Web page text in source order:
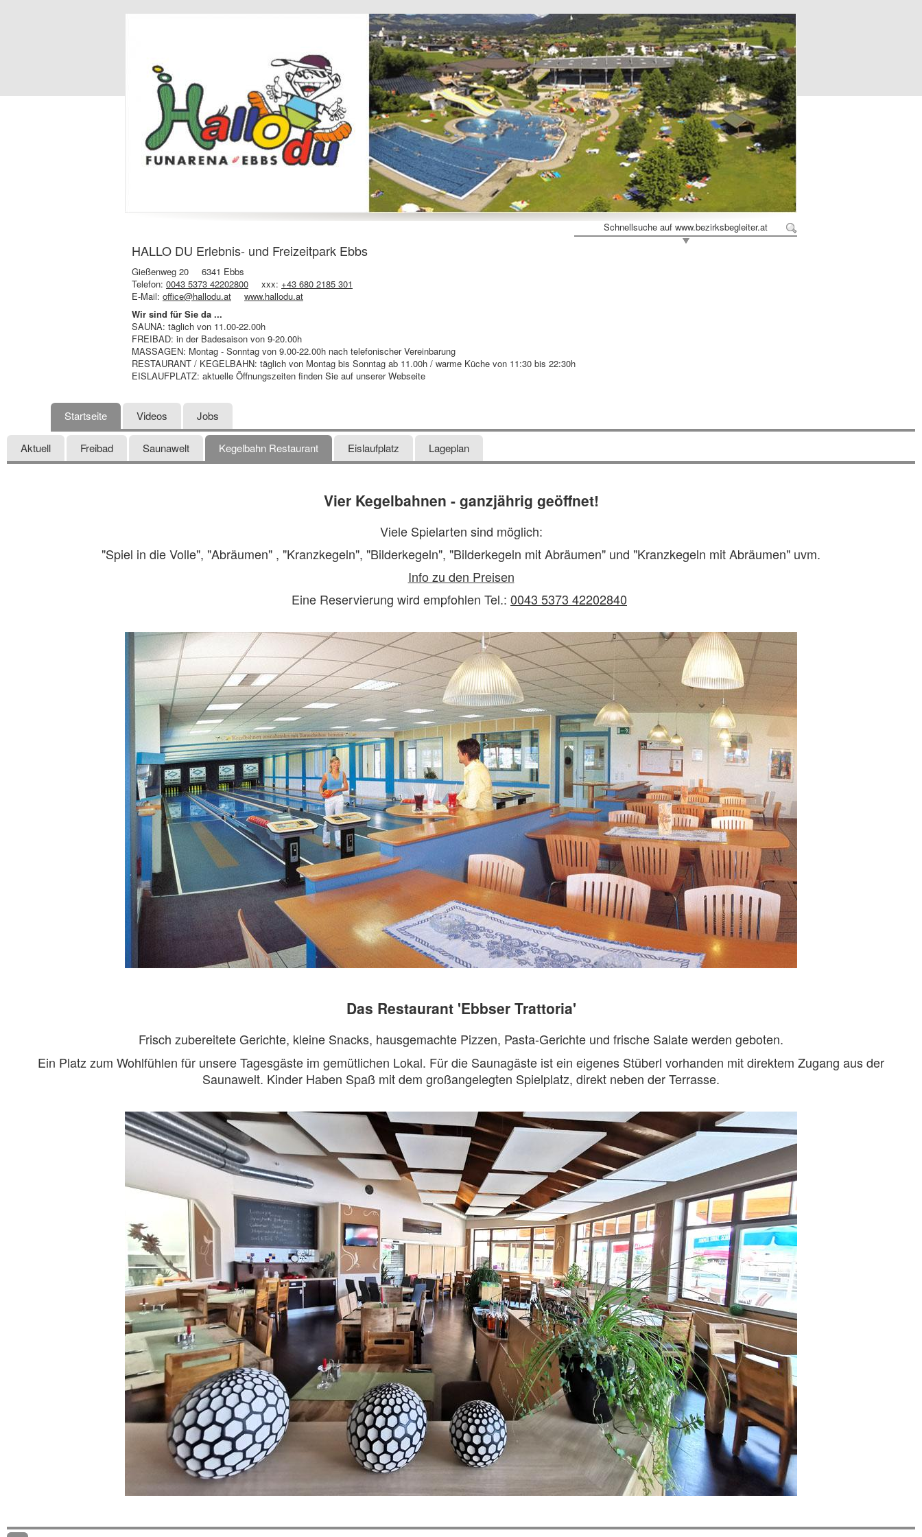
Schnellsuche auf www.bezirksbegleiter.at
HALLO DU Erlebnis- und Freizeitpark Ebbs
Gießenweg 20
6341 Ebbs
Telefon: 0043 5373 42202800 xxx: +43 680 2185 301
E-Mail: office@hallodu.at
www.hallodu.at
Wir sind für Sie da ...
SAUNA: täglich von 11.00-22.00h
FREIBAD: in der Badesaison von 9-20.00h
MASSAGEN: Montag - Sonntag von 9.00-22.00h nach telefonischer Vereinbarung
RESTAURANT / KEGELBAHN: täglich von Montag bis Sonntag ab 11.00h / warme Küche von 11:30 bis 22:30h
EISLAUFPLATZ: aktuelle Öffnungszeiten finden Sie auf unserer Webseite
Startseite Videos Jobs
Aktuell Freibad Saunawelt Kegelbahn Restaurant Eislaufplatz Lageplan
Vier Kegelbahnen - ganzjährig geöffnet!
Viele Spielarten sind möglich:
"Spiel in die Volle", "Abräumen" , "Kranzkegeln", "Bilderkegeln", "Bilderkegeln mit Abräumen" und "Kranzkegeln mit Abräumen" uvm.
Info zu den Preisen
Eine Reservierung wird empfohlen Tel.: 0043 5373 42202840
Das Restaurant 'Ebbser Trattoria'
Frisch zubereitete Gerichte, kleine Snacks, hausgemachte Pizzen, Pasta-Gerichte und frische Salate werden geboten.
Ein Platz zum Wohlfühlen für unsere Tagesgäste im gemütlichen Lokal. Für die Saunagäste ist ein eigenes Stüberl vorhanden mit direktem Zugang aus der
Saunawelt. Kinder Haben Spaß mit dem großangelegten Spielplatz, direkt neben der Terrasse.